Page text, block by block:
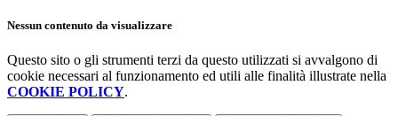
Nessun contenuto da visualizzare
Questo sito o gli strumenti terzi da questo utilizzati si avvalgono di
cookie necessari al funzionamento ed utili alle finalità illustrate nella
COOKIE POLICY.